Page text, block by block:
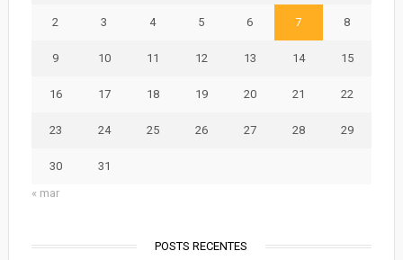
2 3 4 5 6 7 8
9 10 11 12 13 14 15
16 17 18 19 20 21 22
23 24 25 26 27 28 29
30
31
« mar
POSTS RECENTES